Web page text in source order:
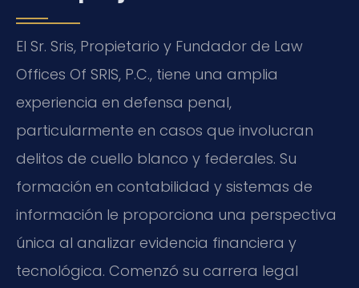
El Sr. Sris, Propietario y Fundador de Law
Offices Of SRIS, P.C., tiene una amplia
experiencia en defensa penal,
particularmente en casos que involucran
delitos de cuello blanco y federales. Su
formación en contabilidad y sistemas de
información le proporciona una perspectiva
única al analizar evidencia financiera y
tecnológica. Comenzó su carrera legal